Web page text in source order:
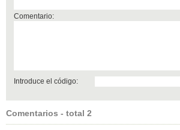
Comentario:
Introduce el código:
Comentarios - total 2